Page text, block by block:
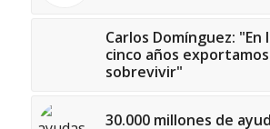
Carlos Domínguez: "En
cinco años
sobrevivir"
30.000 millones de